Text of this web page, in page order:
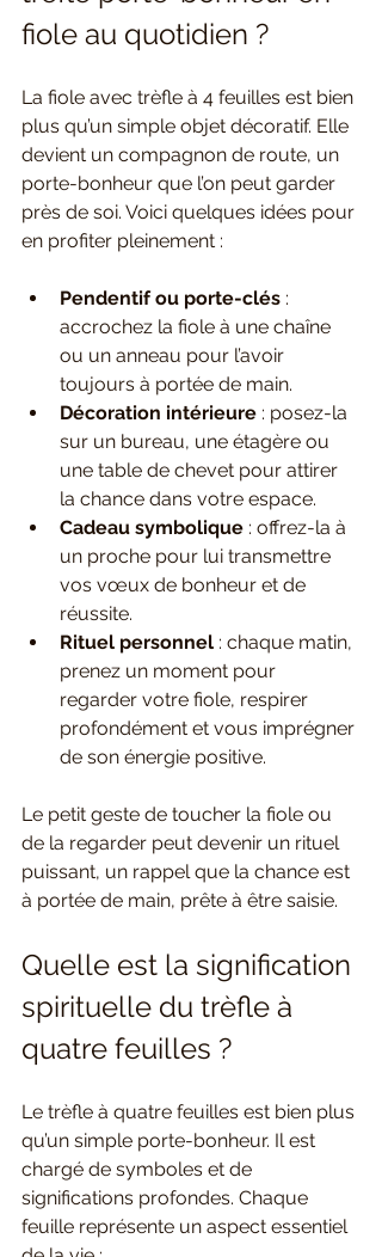
fiole au quotidien ?
La fiole avec trèfle à 4 feuilles est bien
plus qu’un simple objet décoratif. Elle
devient un compagnon de route, un
porte-bonheur que l’on peut garder
près de soi. Voici quelques idées pour
en profiter pleinement :
Pendentif ou porte-clés :
accrochez la fiole à une chaîne
ou un anneau pour l’avoir
toujours à portée de main.
Décoration intérieure : posez-la
sur un bureau, une étagère ou
une table de chevet pour attirer
la chance dans votre espace.
Cadeau symbolique : offrez-la à
un proche pour lui transmettre
vos vœux de bonheur et de
réussite.
Rituel personnel : chaque matin,
prenez un moment pour
regarder votre fiole, respirer
profondément et vous imprégner
de son énergie positive.
Le petit geste de toucher la fiole ou
de la regarder peut devenir un rituel
puissant, un rappel que la chance est
à portée de main, prête à être saisie.
Quelle est la signification
spirituelle du trèfle à
quatre feuilles ?
Le trèfle à quatre feuilles est bien plus
qu’un simple porte-bonheur. Il est
chargé de symboles et de
significations profondes. Chaque
feuille représente un aspect essentiel